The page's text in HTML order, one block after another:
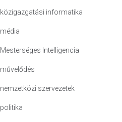
közigazgatási informatika
média
Mesterséges Intelligencia
művelődés
nemzetközi szervezetek
politika